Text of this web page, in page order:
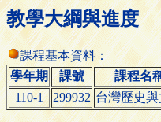
教學大綱與進度
課程基本資料：
學年期
課號 課程名
110-1
299932 台灣歷史